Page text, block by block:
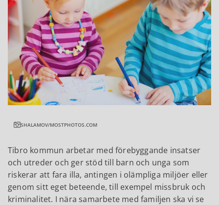
SHALAMOV/MOSTPHOTOS.COM
Tibro kommun arbetar med förebyggande insatser
och utreder och ger stöd till barn och unga som
riskerar att fara illa, antingen i olämpliga miljöer eller
genom sitt eget beteende, till exempel missbruk och
kriminalitet. I nära samarbete med familjen ska vi se